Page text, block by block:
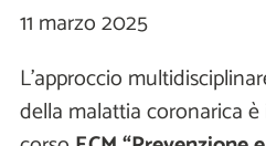
11 marzo 2025
L’approccio
della malattia coronarica